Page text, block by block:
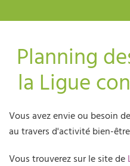
Planning
la Ligue
Vous avez envie ou besoin
au travers d'activité bien-
Vous trouverez sur le site de